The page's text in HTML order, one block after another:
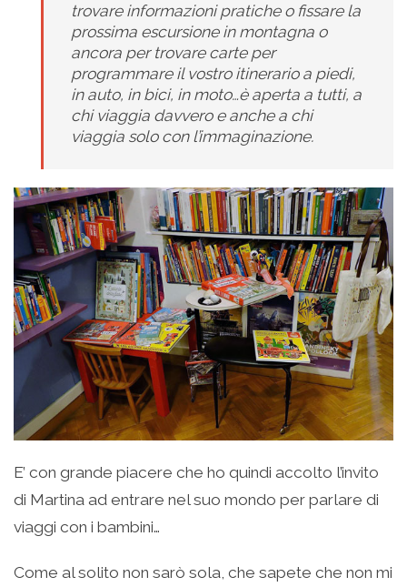
trovare informazioni pratiche o fissare la
prossima escursione in montagna o
ancora per trovare carte per
programmare il vostro itinerario a piedi,
in auto, in bici, in moto…è aperta a tutti, a
chi viaggia davvero e anche a chi
viaggia solo con l’immaginazione.
E’ con grande piacere che ho quindi accolto l’invito
di Martina ad entrare nel suo mondo per parlare di
viaggi con i bambini…
Come al solito non sarò sola, che sapete che non mi